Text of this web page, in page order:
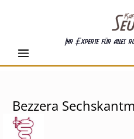
Ihr Experte für alles
Bezzera